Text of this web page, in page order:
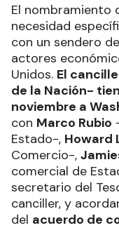
El nombramiento
necesidad
con un sendero
actores
Unidos. El
de la Nación-
noviembre a
con Marco Rubio
Estado-, Howard
Comercio-,
comercial de
secretario del
canciller, y
del acuerdo de